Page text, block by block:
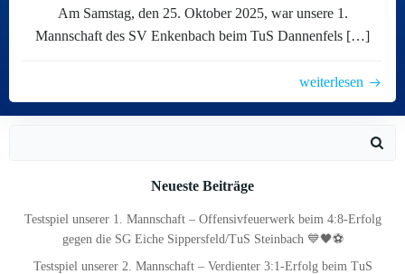
Am Samstag, den 25. Oktober 2025, war unsere 1.
Mannschaft des SV Enkenbach beim TuS Dannenfels […]
weiterlesen
Neueste Beiträge
Testspiel unserer 1. Mannschaft – Offensivfeuerwerk beim 4:8-Erfolg
gegen die SG Eiche Sippersfeld/TuS Steinbach 💙🖤⚽
Testspiel unserer 2. Mannschaft – Verdienter 3:1-Erfolg beim TuS